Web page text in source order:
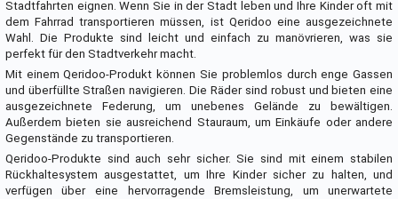
Stadtfahrten eignen. Wenn Sie in der Stadt leben und Ihre Kinder oft mit
dem Fahrrad transportieren müssen, ist Qeridoo eine ausgezeichnete
Wahl. Die Produkte sind leicht und einfach zu manövrieren, was sie
perfekt für den Stadtverkehr macht.
Mit einem Qeridoo-Produkt können Sie problemlos durch enge Gassen
und überfüllte Straßen navigieren. Die Räder sind robust und bieten eine
ausgezeichnete Federung, um unebenes Gelände zu bewältigen.
Außerdem bieten sie ausreichend Stauraum, um Einkäufe oder andere
Gegenstände zu transportieren.
Qeridoo-Produkte sind auch sehr sicher. Sie sind mit einem stabilen
Rückhaltesystem ausgestattet, um Ihre Kinder sicher zu halten, und
verfügen über eine hervorragende Bremsleistung, um unerwartete